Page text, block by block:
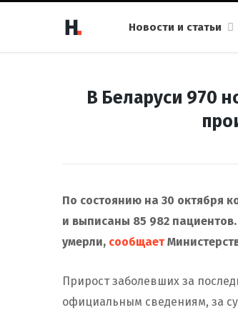
Новости и статьи
В Беларуси 970
По состоянию на 30 октября
и выписаны 85 982
умерли, сообщает
Прирост заболевших за
официальным сведениям, за